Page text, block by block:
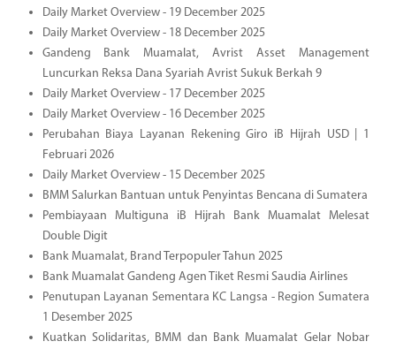
Daily Market Overview - 19 December 2025
Daily Market Overview - 18 December 2025
Gandeng Bank Muamalat, Avrist Asset Management
Luncurkan Reksa Dana Syariah Avrist Sukuk Berkah 9
Daily Market Overview - 17 December 2025
Daily Market Overview - 16 December 2025
Perubahan Biaya Layanan Rekening Giro iB Hijrah USD | 1
Februari 2026
Daily Market Overview - 15 December 2025
BMM Salurkan Bantuan untuk Penyintas Bencana di Sumatera
Pembiayaan Multiguna iB Hijrah Bank Muamalat Melesat
Double Digit
Bank Muamalat, Brand Terpopuler Tahun 2025
Bank Muamalat Gandeng Agen Tiket Resmi Saudia Airlines
Penutupan Layanan Sementara KC Langsa - Region Sumatera
1 Desember 2025
Kuatkan Solidaritas, BMM dan Bank Muamalat Gelar Nobar